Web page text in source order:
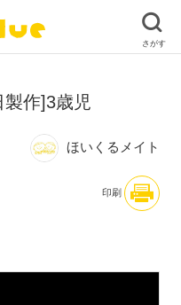
製作]3歳児
ほいくるメイト
印刷